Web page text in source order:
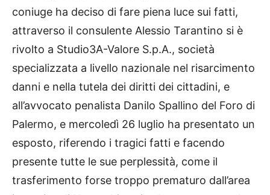
coniuge ha deciso di fare piena luce sui fatti,
attraverso il consulente Alessio Tarantino si è
rivolto a Studio3A-Valore S.p.A., società
specializzata a livello nazionale nel risarcimento
danni e nella tutela dei diritti dei cittadini, e
all’avvocato penalista Danilo Spallino del Foro di
Palermo, e mercoledì 26 luglio ha presentato un
esposto, riferendo i tragici fatti e facendo
presente tutte le sue perplessità, come il
trasferimento forse troppo prematuro dall’area